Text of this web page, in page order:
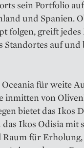
sein Portfolio
und Spanien.
folgen, greift jedes
auf und
für weite
inmitten von
bietet das Ikos
Ikos Odisia mit
Raum für